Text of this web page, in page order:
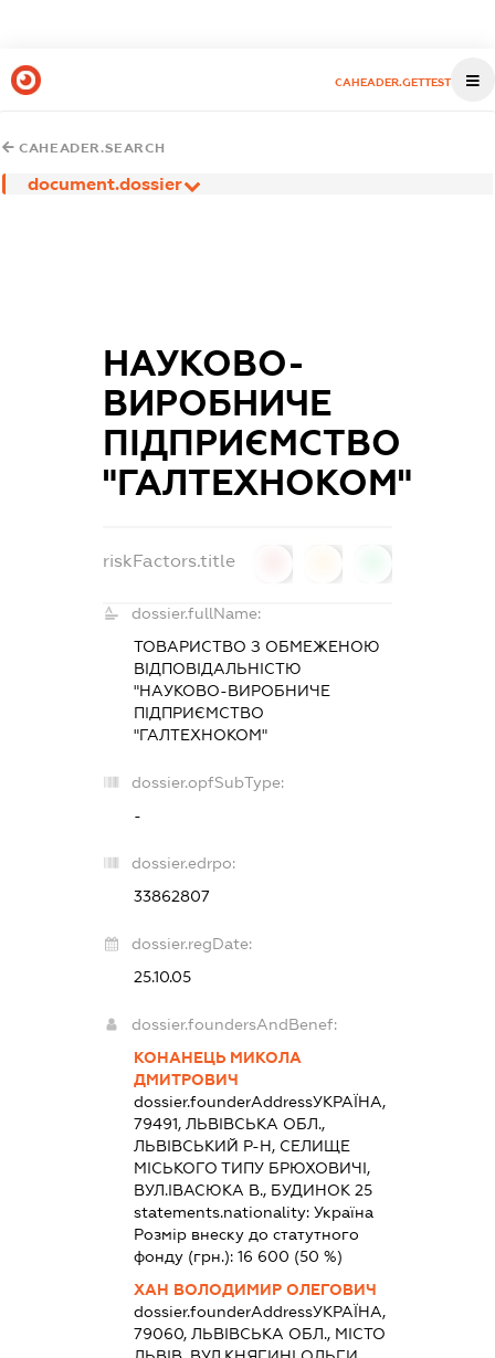
CAHEADER.GETTEST
CAHEADER.SEARCH
document.dossier
НАУКОВО-
ВИРОБНИЧЕ
ПІДПРИЄМСТВО
"ГАЛТЕХНОКОМ"
riskFactors.title
dossier.fullName:
ТОВАРИСТВО З ОБМЕЖЕНОЮ
ВІДПОВІДАЛЬНІСТЮ
"НАУКОВО-ВИРОБНИЧЕ
ПІДПРИЄМСТВО
"ГАЛТЕХНОКОМ"
dossier.opfSubType:
-
dossier.edrpo:
33862807
dossier.regDate:
25.10.05
dossier.foundersAndBenef:
КОНАНЕЦЬ МИКОЛА
ДМИТРОВИЧ
dossier.founderAddressУКРАЇНА,
79491, ЛЬВІВСЬКА ОБЛ.,
ЛЬВІВСЬКИЙ Р-Н, СЕЛИЩЕ
МІСЬКОГО ТИПУ БРЮХОВИЧІ,
ВУЛ.ІВАСЮКА В., БУДИНОК 25
statements.nationality:Україна
Розмір внеску до статутного
фонду (грн.):16 600 (50 %)
ХАН ВОЛОДИМИР ОЛЕГОВИЧ
dossier.founderAddressУКРАЇНА,
79060, ЛЬВІВСЬКА ОБЛ., МІСТО